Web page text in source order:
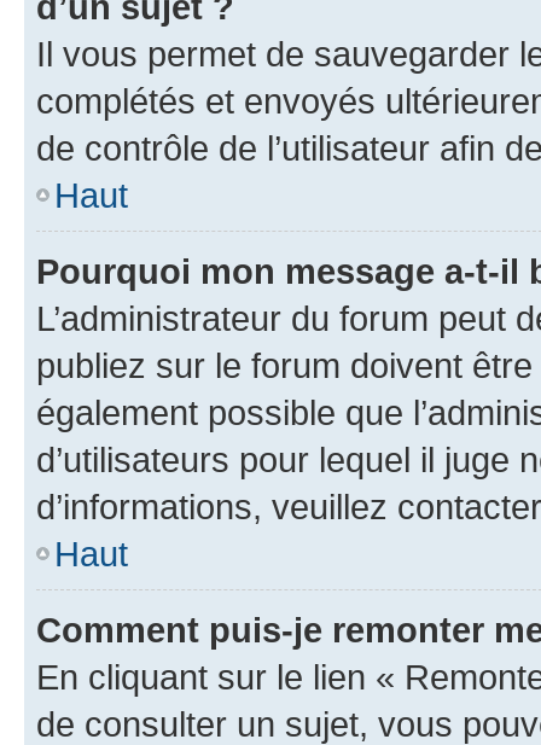
Il vous permet de sauvegarder
complétés et envoyés
de contrôle de l’utilisateur afin
Haut
Pourquoi mon message a-t-il
L’administrateur du forum peut
publiez sur le forum doivent
également possible que
d’utilisateurs pour lequel il juge
d’informations, veuillez
Haut
Comment puis-je remonter
En cliquant sur le lien «
de consulter un sujet, vous